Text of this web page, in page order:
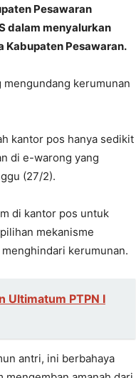
Pesawaran
dalam menyalurkan
Kabupaten Pesawaran.
kerumunan
kantor pos hanya sedikit
di e-warong yang
(27/2).
di kantor pos untuk
mekanisme
kerumunan.
Ultimatum PTPN I
antri, ini berbahaya